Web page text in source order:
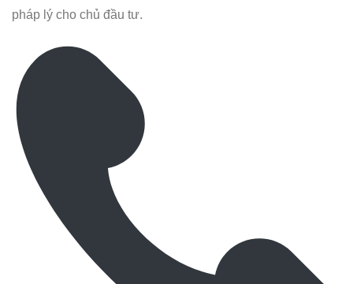
pháp lý cho chủ đầu tư.